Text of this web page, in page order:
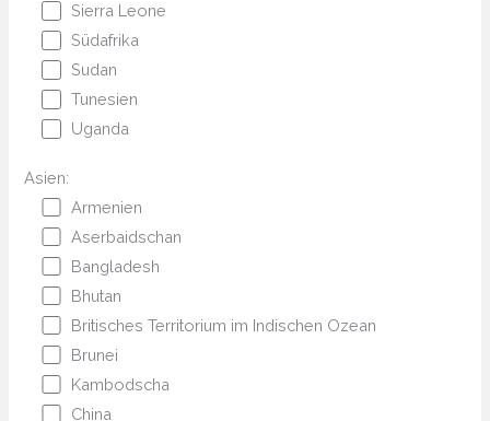
Sierra Leone
Südafrika
Sudan
Tunesien
Uganda
Asien:
Armenien
Aserbaidschan
Bangladesh
Bhutan
Britisches Territorium im Indischen Ozean
Brunei
Kambodscha
China